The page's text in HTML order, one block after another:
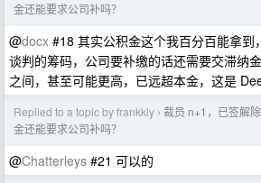
金还能要求公司补吗？
@docx #18 其实公积金这个我百分百能拿到
谈判的筹码，公司要补缴的话还需要交滞纳
之间，甚至可能更高，已远超本金，这是
Replied to a topic by frankkly › 裁员 n+1，已签解
金还能要求公司补吗？
@Chatterleys #21 可以的